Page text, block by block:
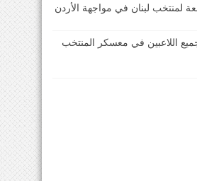
لمنتخب لبنان في مواجهة الأردن
اللاعبين في معسكر المنتخب